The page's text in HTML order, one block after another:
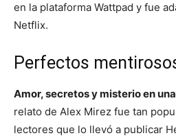
en la plataforma Wattpad y fue
Netflix.
Perfectos
Amor, secretos y misterio en
relato de Alex Mirez fue tan
lectores que lo llevó a publicar